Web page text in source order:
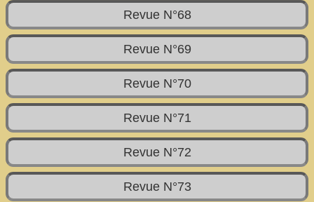
Revue N°68
Revue N°69
Revue N°70
Revue N°71
Revue N°72
Revue N°73